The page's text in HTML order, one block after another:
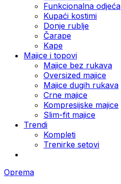
Funkcionalna odjeća
Kupaći kostimi
Donje rublje
Čarape
Kape
Majice i topovi
Majice bez rukava
Oversized majice
Majice dugih rukava
Crne majice
Kompresijske majice
Slim-fit majice
Trendi
Kompleti
Trenirke setovi
Oprema